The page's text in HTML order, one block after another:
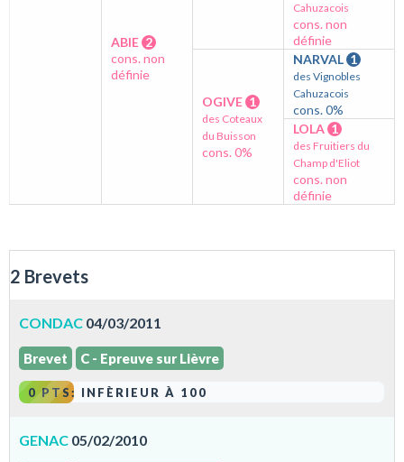
ABIE 2
cons. non
définie
Cahuzacois
cons. non
définie
OGIVE 1
des Coteaux
du Buisson
cons. 0%
NARVAL 1
des Vignobles
Cahuzacois
cons. 0%
LOLA 1
des Fruitiers du
Champ d'Eliot
cons. non
définie
2 Brevets
CONDAC 04/03/2011
Brevet C - Epreuve sur Lièvre
0 PTS: INFÈRIEUR À 100
GENAC 05/02/2010